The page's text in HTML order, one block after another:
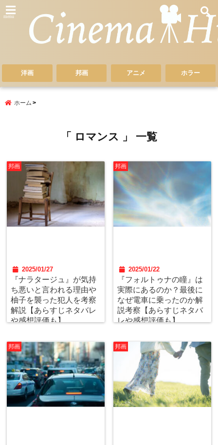
menu
洋画 邦画 アニメ ホラー
ホーム
「 ロマンス 」 一覧
邦画
2025/01/27
『ナラタージュ』が気持
ち悪いと言われる理由や
柚子を襲った犯人を考察
解説【あらすじネタバレ
や感想評価も】
邦画
2025/01/22
『フォルトゥナの瞳』は
実際にあるのか？最後に
なぜ電車に乗ったのか解
説考察【あらすじネタバ
レや感想評価も】
邦画 邦画